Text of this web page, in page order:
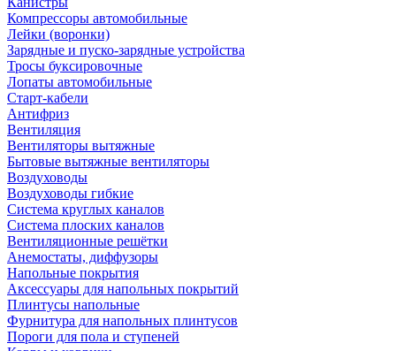
Компрессоры автомобильные
Лейки (воронки)
Зарядные и пуско-зарядные устройства
Тросы буксировочные
Лопаты автомобильные
Старт-кабели
Антифриз
Вентиляция
Вентиляторы вытяжные
Бытовые вытяжные вентиляторы
Воздуховоды
Воздуховоды гибкие
Система круглых каналов
Система плоских каналов
Вентиляционные решётки
Анемостаты, диффузоры
Напольные покрытия
Аксессуары для напольных покрытий
Плинтусы напольные
Фурнитура для напольных плинтусов
Пороги для пола и ступеней